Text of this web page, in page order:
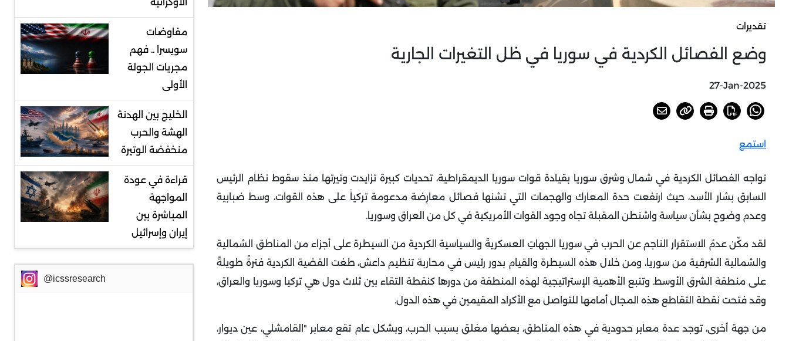
تقديرات
وضع الفصائل الكردية في سوريا في ظل التغيرات الجارية
27-Jan-2025
استمع
تواجه الفصائل الكردية في شمال وشرق سوريا بقيادة قوات سوريا الديمقراطية، تحديات كبيرة تزايدت وتيرتها منذ سقوط نظام الرئيس
السابق بشار الأسد، حيث ارتفعت حدة المعارك والهجمات التي تشنها فصائل معارِضة مدعومة تركياً على هذه القوات، وسط ضبابية
وعدم وضوح بشأن سياسة واشنطن المقبلة تجاه وجود القوات الأمريكية في كل من العراق وسوريا.
لقد مكّن عدمُ الاستقرار الناجم عن الحرب في سوريا الجهاتِ العسكريةَ والسياسية الكردية من السيطرة على أجزاء من المناطق الشمالية
والشمالية الشرقية من سوريا، ومن خلال هذه السيطرة والقيام بدور رئيس في محاربة تنظيم داعش، طغت القضية الكردية فترةً طويلةً
على منطقة الشرق الأوسط. وتنبع الأهمية الإستراتيجية لهذه المنطقة من دورها كنقطة التقاء بين ثلاث دول هي تركيا وسوريا والعراق،
وقد فتحت نقطة التقاطع هذه المجال أمامها للتواصل مع الأكراد المقيمين في هذه الدول.
من جهة أخرى، توجد عدة معابر حدودية في هذه المناطق، بعضها مغلق بسبب الحرب، وبشكل عام تقع معابر "القامشلي، عين ديوار،
مفاوضات
سويسرا .. فهم
مجريات الجولة
الأولى
الخليج بين الهدنة
الهشة والحرب
منخفضة الوتيرة
قراءة في عودة
المواجهة
المباشرة بين
إيران وإسرائيل
@icssresearch